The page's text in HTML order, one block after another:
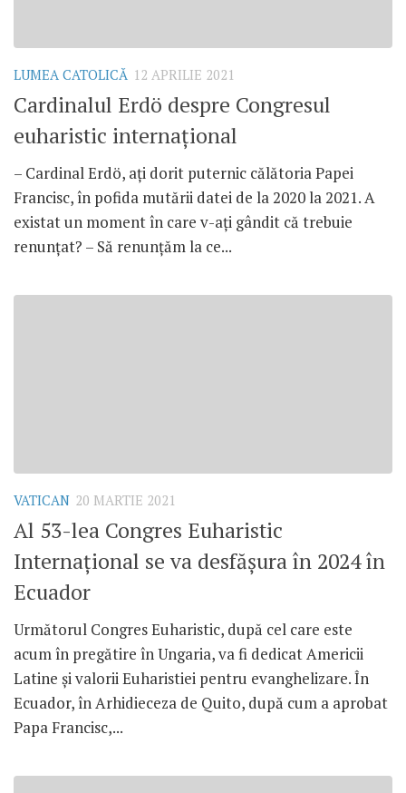
LUMEA CATOLICĂ 12 APRILIE 2021
Cardinalul Erdö despre Congresul
euharistic internațional
– Cardinal Erdö, ați dorit puternic călătoria Papei
Francisc, în pofida mutării datei de la 2020 la 2021. A
existat un moment în care v-ați gândit că trebuie
renunțat? – Să renunțăm la ce...
VATICAN 20 MARTIE 2021
Al 53-lea Congres Euharistic
Internațional se va desfășura în 2024 în
Ecuador
Următorul Congres Euharistic, după cel care este
acum în pregătire în Ungaria, va fi dedicat Americii
Latine și valorii Euharistiei pentru evanghelizare. În
Ecuador, în Arhidieceza de Quito, după cum a aprobat
Papa Francisc,...